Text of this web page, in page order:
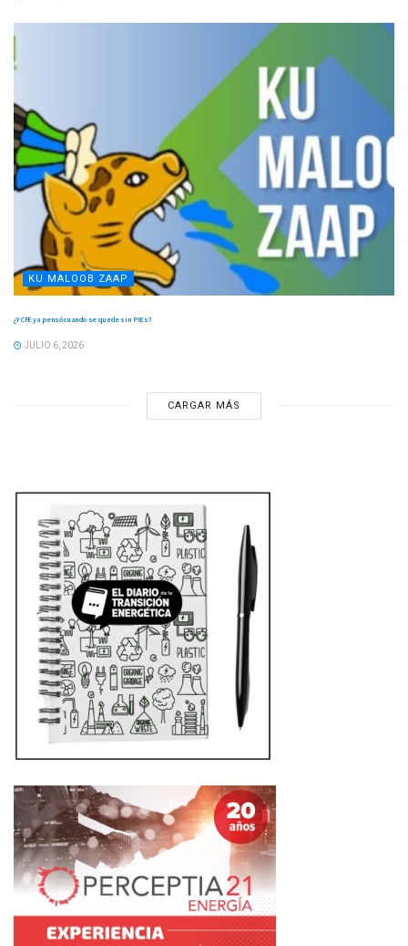
KU MALOOB ZAAP
¿Y CFE ya pensó cuando se quede sin PIEs?
JULIO 6, 2026
CARGAR MÁS